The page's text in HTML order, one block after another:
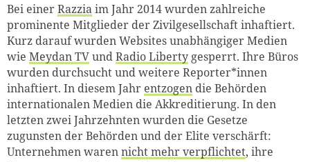
Bei einerRazziaim Jahr 2014 wurden zahlreiche
prominente Mitglieder der Zivilgesellschaft inhaftiert.
Kurz darauf wurden Websites unabhängiger Medien
wie Meydan TVundRadio Liberty gesperrt. Ihre Büros
wurden durchsucht und weitere Reporter*innen
inhaftiert. In diesem Jahr entzogen die Behörden
internationalen Medien die Akkreditierung. In den
letzten zwei Jahrzehnten wurden die Gesetze
zugunsten der Behörden und der Elite verschärft:
Unternehmen warennicht mehr verpflichtet, ihre